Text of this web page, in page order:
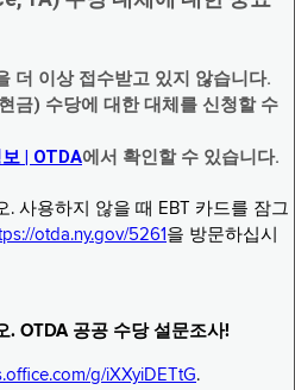
더 이상 접수받고 있지 않습니다.
금) 수당에 대한 대체를 신청할 수
| OTDA에서 확인할 수 있습니다.
. 사용하지 않을 때 EBT 카드를 잠그
otda.ny.gov/5261 을 방문하십시
. OTDA 공공 수당 설문조사!
g/iXXyiDETtG.